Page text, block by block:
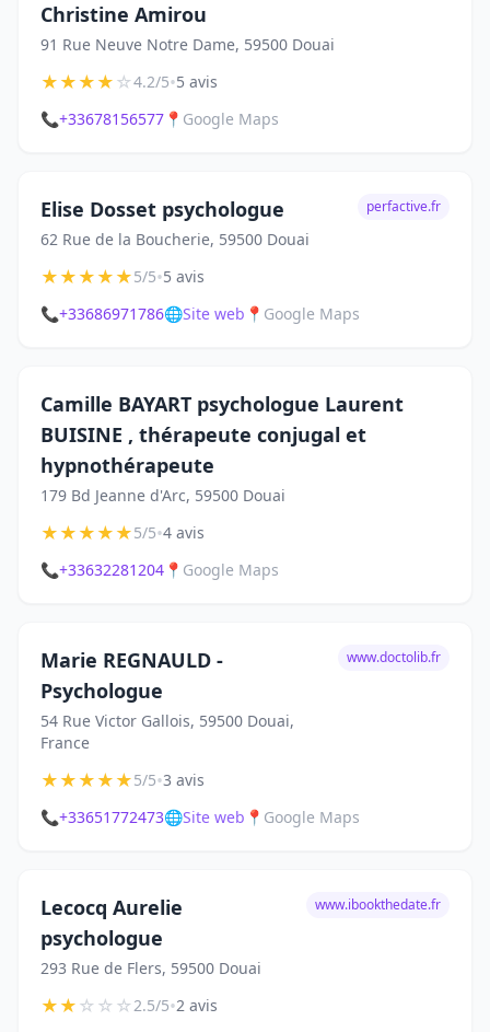
Christine Amirou
91 Rue Neuve Notre Dame, 59500 Douai
★★★★☆4.2/5•5 avis
📞+33678156577 📍 Google Maps
Elise Dosset psychologue
62 Rue de la Boucherie, 59500 Douai
perfactive.fr
★★★★★5/5•5 avis
📞+33686971786🌐Site web 📍 Google Maps
Camille BAYART psychologue Laurent
BUISINE , thérapeute conjugal et
hypnothérapeute
179 Bd Jeanne d'Arc, 59500 Douai
★★★★★5/5•4 avis
📞+33632281204 📍 Google Maps
Marie REGNAULD -
Psychologue
54 Rue Victor Gallois, 59500 Douai,
France
www.doctolib.fr
★★★★★5/5•3 avis
📞+33651772473🌐Site web 📍 Google Maps
Lecocq Aurelie
psychologue
293 Rue de Flers, 59500 Douai
www.ibookthedate.fr
★★☆☆☆2.5/5•2 avis